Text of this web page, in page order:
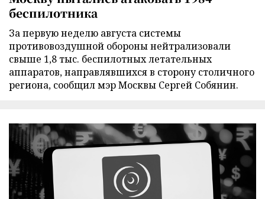
беспилотника
За первую неделю августа системы
противовоздушной обороны нейтрализовали
свыше 1,8 тыс. беспилотных летательных
аппаратов, направлявшихся в сторону столичного
региона, сообщил мэр Москвы Сергей Собянин.